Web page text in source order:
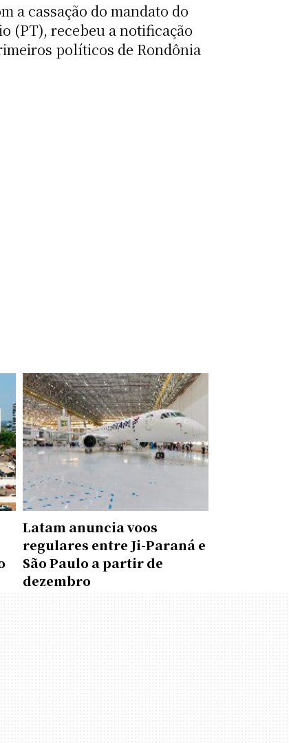
a cassação do mandato do
(PT), recebeu a notificação
políticos de Rondônia
Latam anuncia voos
regulares entre Ji-Paraná e
São Paulo a partir de
dezembro